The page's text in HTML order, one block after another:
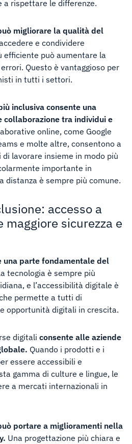
a rispettare le differenze.
migliorare la qualità del
e condividere
efficiente può aumentare la
Questo è vantaggioso per
in tutti i settori.
inclusiva consente una
collaborazione tra individui e
online, come Google
e molte altre, consentono a
lavorare insieme in modo più
importante in
distanza è sempre più comune.
accesso a
maggiore sicurezza e
una parte fondamentale del
tecnologia è sempre più
e l’accessibilità digitale è
permette a tutti di
opportunità digitali in crescita.
digitali consente alle aziende
Quando i prodotti e i
essere accessibili e
gamma di culture e lingue, le
a mercati internazionali in
portare a miglioramenti nella
Una progettazione più chiara e